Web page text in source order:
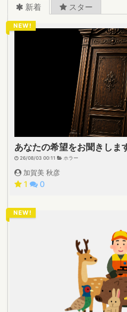
新着 スター
NEW!
あなたの希望をお聞きしま
26/08/03 00:11 ホラー
加賀美 秋彦
1 0
NEW!